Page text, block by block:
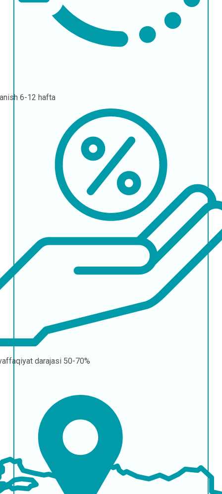
6-12 hafta
darajasi 50-70%